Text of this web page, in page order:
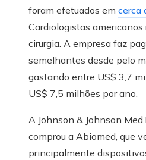
foram efetuados em cerca
Cardiologistas americanos
cirurgia. A empresa faz
semelhantes desde pelo
gastando entre US$ 3,7
US$ 7,5 milhões por ano.
A Johnson & Johnson
comprou a Abiomed, que
principalmente